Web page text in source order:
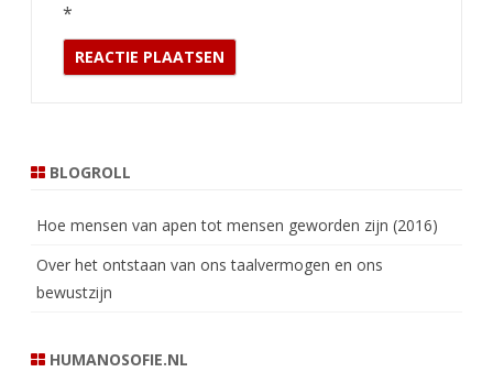
*
BLOGROLL
Hoe mensen van apen tot mensen geworden zijn (2016)
Over het ontstaan van ons taalvermogen en ons
bewustzijn
HUMANOSOFIE.NL